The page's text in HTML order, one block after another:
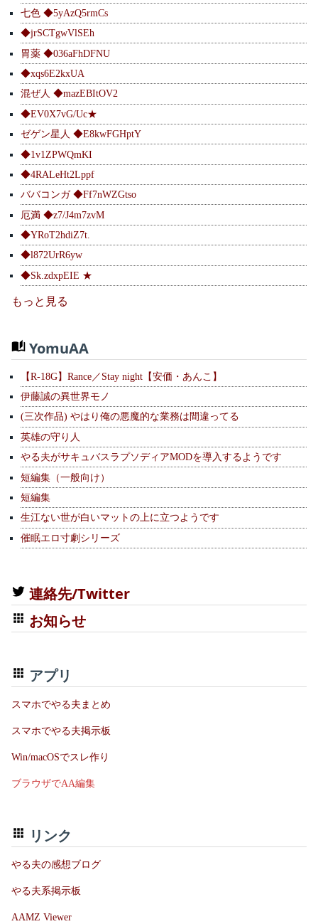
七色 ◆5yAzQ5rmCs
◆jrSCTgwVlSEh
胃薬 ◆036aFhDFNU
◆xqs6E2kxUA
混ぜ人 ◆mazEBItOV2
◆EV0X7vG/Uc★
ゼゲン星人 ◆E8kwFGHptY
◆1v1ZPWQmKI
◆4RALeHt2Lppf
ババコンガ ◆Ff7nWZGtso
厄満 ◆z7/J4m7zvM
◆YRoT2hdiZ7t.
◆l872UrR6yw
◆Sk.zdxpEIE ★
もっと見る
YomuAA
【R-18G】Rance／Stay night【安価・あんこ】
伊藤誠の異世界モノ
(三次作品) やはり俺の悪魔的な業務は間違ってる
英雄の守り人
やる夫がサキュバスラプソディアMODを導入するようです
短編集（一般向け）
短編集
生江ない世が白いマットの上に立つようです
催眠エロ寸劇シリーズ
連絡先/Twitter
お知らせ
アプリ
スマホでやる夫まとめ
スマホでやる夫掲示板
Win/macOSでスレ作り
ブラウザでAA編集
リンク
やる夫の感想ブログ
やる夫系掲示板
AAMZ Viewer